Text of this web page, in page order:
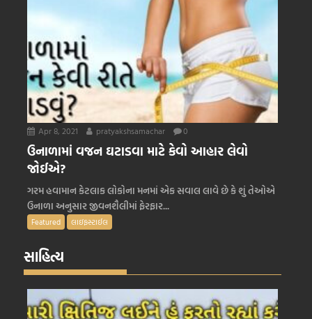
Apr 8, 2021 pratyakshsamachar 0
ઉનાળામાં વજન ઘટાડવા માટે કેવો આહાર લેવો
જોઈએ?
ગરમ હવામાન કેટલાક લોકોના મનમાં એક સવાલ લાવે છે કે શું તેઓએ
ઉનાળા અનુસાર જીવનશૈલીમાં ફેરફાર...
Featured લાઇફસ્ટાઈલ
સાહિત્ય